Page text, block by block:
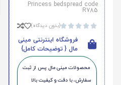
Princess bedspread code
R785




(بدون دیدگاه)
فروشگاه اینترنتی مینی
مال { توضیحات کامل}
محصولات مینی‌ مال پس از ثبت
سفارش، با دقت و کیفیت بالا